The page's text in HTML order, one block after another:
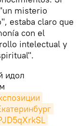
misterio
estaba claro que
con el
intelectual y
идол